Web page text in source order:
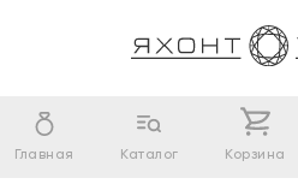
Главная Каталог Корзина